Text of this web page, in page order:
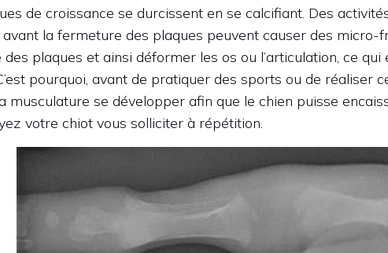
de croissance se durcissent en se calcifiant. Des
la fermeture des plaques peuvent causer des micro-
des plaques et ainsi déformer les os ou l’articulation, ce
pourquoi, avant de pratiquer des sports ou de réaliser
musculature se développer afin que le chien puisse
votre chiot vous solliciter à répétition.